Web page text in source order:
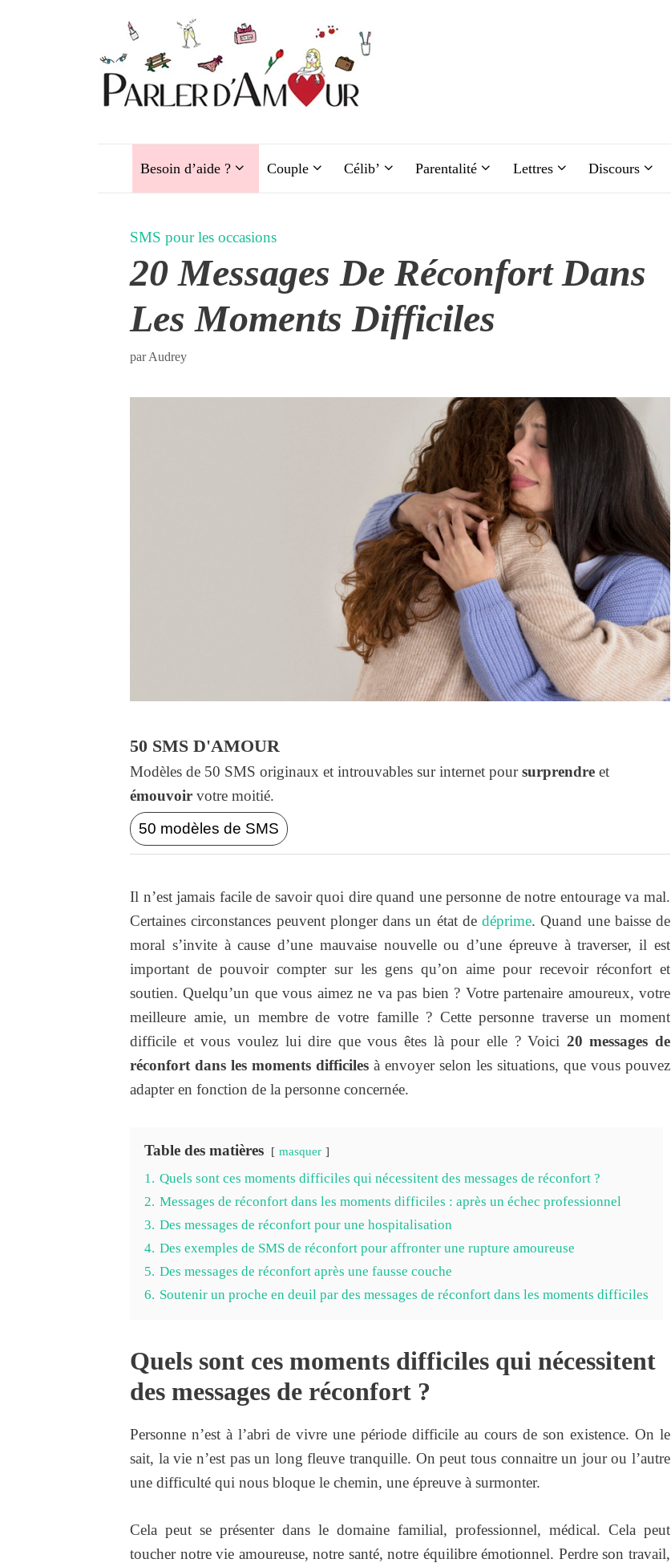
Besoin d’aide ? Couple Célib’ Parentalité Lettres Discours
SMS pour les occasions
20 Messages De Réconfort Dans
Les Moments Difficiles
parAudrey
50 SMS D'AMOUR
Modèles de 50 SMS originaux et introuvables sur internet poursurprendre et
émouvoir votre moitié.
50 modèles de SMS
Il n’est jamais facile de savoir quoi dire quand une personne de notre entourage va mal.
Certaines circonstances peuvent plonger dans un état de déprime. Quand une baisse de
moral s’invite à cause d’une mauvaise nouvelle ou d’une épreuve à traverser, il est
important de pouvoir compter sur les gens qu’on aime pour recevoir réconfort et
soutien. Quelqu’un que vous aimez ne va pas bien ? Votre partenaire amoureux, votre
meilleure amie, un membre de votre famille ? Cette personne traverse un moment
difficile et vous voulez lui dire que vous êtes là pour elle ? Voici 20 messages de
réconfort dans les moments difficiles à envoyer selon les situations, que vous pouvez
adapter en fonction de la personne concernée.
Table des matières masquer
1. Quels sont ces moments difficiles qui nécessitent des messages de réconfort ?
2. Messages de réconfort dans les moments difficiles : après un échec professionnel
3. Des messages de réconfort pour une hospitalisation
4. Des exemples de SMS de réconfort pour affronter une rupture amoureuse
5. Des messages de réconfort après une fausse couche
6. Soutenir un proche en deuil par des messages de réconfort dans les moments difficiles
Quels sont ces moments difficiles qui nécessitent
des messages de réconfort ?
Personne n’est à l’abri de vivre une période difficile au cours de son existence. On le
sait, la vie n’est pas un long fleuve tranquille. On peut tous connaitre un jour ou l’autre
une difficulté qui nous bloque le chemin, une épreuve à surmonter.
Cela peut se présenter dans le domaine familial, professionnel, médical. Cela peut
toucher notre vie amoureuse, notre santé, notre équilibre émotionnel. Perdre son travail,